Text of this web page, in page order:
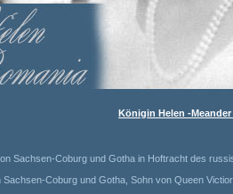
Königin Helen -
Sachsen-Coburg und Gotha in Hoftracht des
Sachsen-Coburg und Gotha, Sohn von Queen